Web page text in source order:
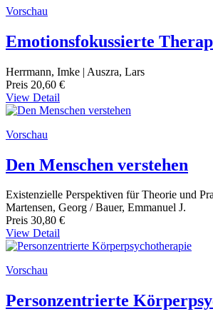
Vorschau
Emotionsfokussierte
Herrmann, Imke | Auszra, Lars
Preis 20,60 €
View Detail
Vorschau
Den Menschen verstehen
Existenzielle Perspektiven für Theorie und
Martensen, Georg / Bauer, Emmanuel J.
Preis 30,80 €
View Detail
Vorschau
Personzentrierte